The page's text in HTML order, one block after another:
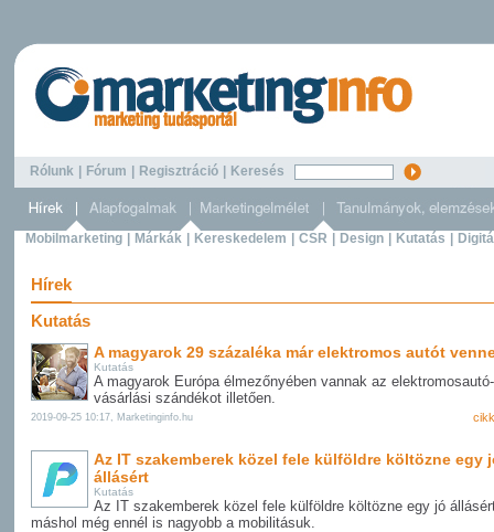
Rólunk Fórum Regisztráció Keresés
Mobilmarketing Márkák Kereskedelem CSR Design Kutatás
Hírek
Kutatás
A magyarok 29 százaléka már elektromos autót
Kutatás
A magyarok Európa élmezőnyében vannak az elektromosautó-
vásárlási szándékot illetően.
2019-09-25 10:17, Marketinginfo.hu
Az IT szakemberek közel fele külföldre költözne egy
állásért
Kutatás
Az IT szakemberek közel fele külföldre költözne egy jó
máshol még ennél is nagyobb a mobilitásuk.